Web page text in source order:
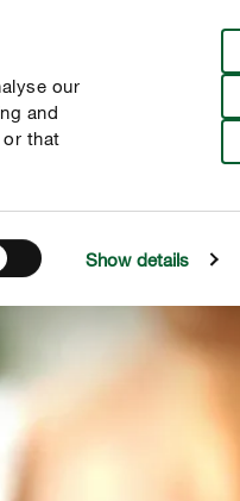
our
and
or that
Show details
Distributeurs à